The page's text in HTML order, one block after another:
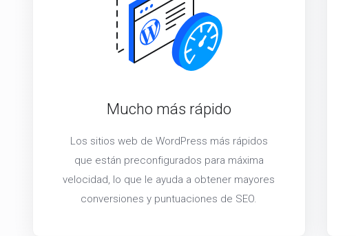
Mucho más rápido
Los sitios web de WordPress más rápidos
que están preconfigurados para máxima
velocidad, lo que le ayuda a obtener mayores
conversiones y puntuaciones de SEO.